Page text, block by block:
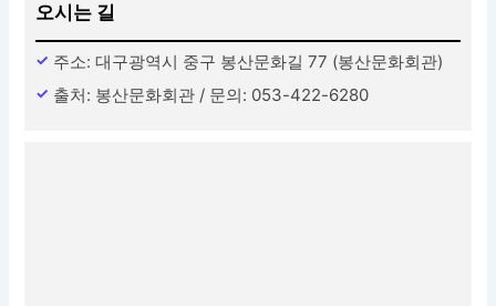
오시는 길
주소: 대구광역시 중구 봉산문화길 77 (봉산문화회관)
출처: 봉산문화회관 / 문의: 053-422-6280